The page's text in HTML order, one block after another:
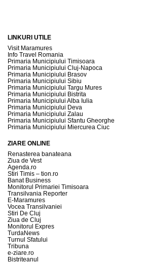
LINKURI UTILE
Visit Maramures
Info Travel Romania
Primaria Municipiului Timisoara
Primaria Municipiului Cluj-Napoca
Primaria Municipiului Brasov
Primaria Municipiului Sibiu
Primaria Municipiului Targu Mures
Primaria Municipiului Bistrita
Primaria Municipiului Alba Iulia
Primaria Municipiului Deva
Primaria Municipiului Zalau
Primaria Municipiului Sfantu Gheorghe
Primaria Municipiului Miercurea Ciuc
ZIARE ONLINE
Renasterea banateana
Ziua de Vest
Agenda.ro
Stiri Timis – tion.ro
Banat Business
Monitorul Primariei Timisoara
Transilvania Reporter
E-Maramures
Vocea Transilvaniei
Stiri De Cluj
Ziua de Cluj
Monitorul Expres
TurdaNews
Turnul Sfatului
Tribuna
e-ziare.ro
Bistriteanul